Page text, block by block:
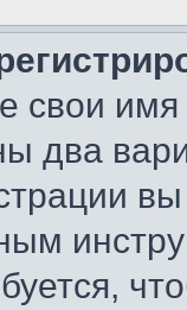
свои
два